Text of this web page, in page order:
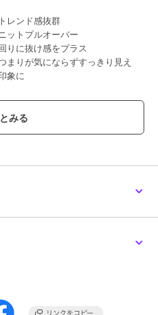
レンド感抜群
ットプルオーバー
りに抜け感をプラス
まりが気にならずすっきり見え
象に
たりな素材感
ンにもマニッシュにも着合わせら